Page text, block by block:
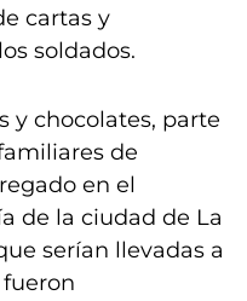
cartas y
soldados.
y chocolates, parte
de
en el
de la ciudad de La
serían llevadas a